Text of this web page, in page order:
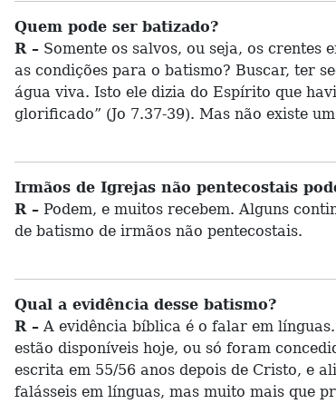
Quem pode ser batizado?
R – Somente os salvos, ou seja, os crentes
as condições para o batismo? Buscar, ter
água viva. Isto ele dizia do Espírito que
glorificado” (Jo 7.37-39). Mas não existe
Irmãos de Igrejas não pentecostais
R – Podem, e muitos recebem. Alguns
de batismo de irmãos não pentecostais.
Qual a evidência desse batismo?
R – A evidência bíblica é o falar em
estão disponíveis hoje, ou só foram
escrita em 55/56 anos depois de Cristo, e
falásseis em línguas, mas muito mais que